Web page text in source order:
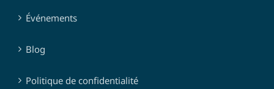
Événements
Blog
Politique de confidentialité